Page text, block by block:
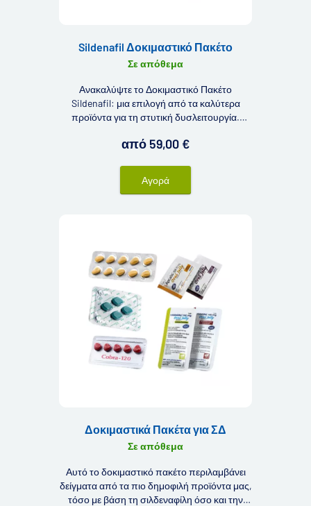
Sildenafil Δοκιμαστικό Πακέτο
Σε απόθεμα
Ανακαλύψτε το Δοκιμαστικό Πακέτο
Sildenafil: μια επιλογή από τα καλύτερα
προϊόντα για τη στυτική δυσλειτουργία.
ευκαιρίας!
από 59,00 €
Αγορά
Δοκιμαστικά Πακέτα για ΣΔ
Σε απόθεμα
Αυτό το δοκιμαστικό πακέτο περιλαμβάνει
δείγματα από τα πιο δημοφιλή προϊόντα μας,
τόσο με βάση τη σιλδεναφίλη όσο και την